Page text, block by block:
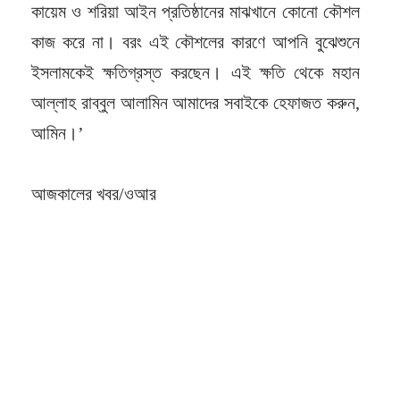
কায়েম ও শরিয়া আইন প্রতিষ্ঠানের মাঝখানে কোনো কৌশল
কাজ করে না। বরং এই কৌশলের কারণে আপনি বুঝেশুনে
ইসলামকেই ক্ষতিগ্রস্ত করছেন। এই ক্ষতি থেকে মহান
আল্লাহ রাব্বুল আলামিন আমাদের সবাইকে হেফাজত করুন,
আমিন।’
আজকালের খবর/ওআর